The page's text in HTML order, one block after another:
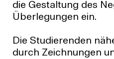
die Gestaltung des
Überlegungen ein.
Die Studierenden
durch Zeichnungen